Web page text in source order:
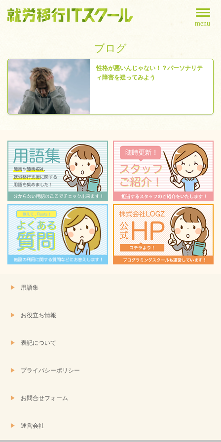
menu
ブログ
性格が悪いんじゃない！？パーソナリテ
ィ障害を疑ってみよう
用語集
お役立ち情報
表記について
プライバシーポリシー
お問合せフォーム
運営会社